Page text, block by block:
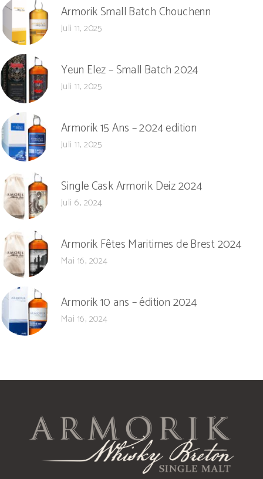
Armorik Small Batch Chouchenn
Juli 11, 2025
Yeun Elez – Small Batch 2024
Juli 11, 2025
Armorik 15 Ans – 2024 edition
Juli 11, 2025
Single Cask Armorik Deiz 2024
Juli 6, 2024
Armorik Fêtes Maritimes de Brest 2024
Mai 16, 2024
Armorik 10 ans – édition 2024
Mai 16, 2024